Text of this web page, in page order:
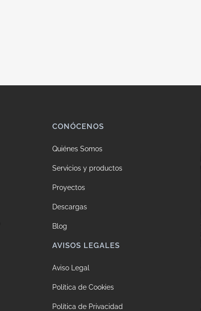
CONÓCENOS
Quiénes Somos
Servicios y productos
Proyectos
Descargas
Blog
AVISOS LEGALES
Aviso Legal
Política de Cookies
Política de Privacidad